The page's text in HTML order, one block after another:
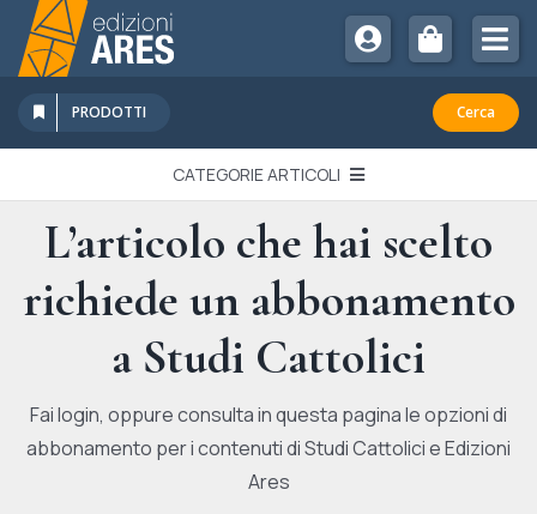
Salta
contenuto
Chi Siamo
Sostienici
Abbonamenti
Promozioni
Newsletter
PRODOTTI Cerca
CATEGORIE ARTICOLI
EDITORIALI
IN QUESTO NUMERO
RECENSIONI
L’articolo che hai scelto
richiede un abbonamento
a Studi Cattolici
Fai login, oppure consulta in questa pagina le opzioni di
abbonamento per i contenuti di Studi Cattolici e Edizioni
Ares